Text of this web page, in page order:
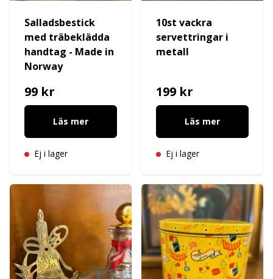
Salladsbestick
med träbeklädda
handtag - Made in
Norway
99 kr
Läs mer
Ej i lager
10st vackra
servettringar i
metall
199 kr
Läs mer
Ej i lager